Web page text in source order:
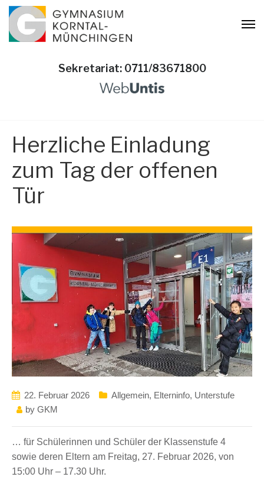
Sekretariat: 0711/83671800
Herzliche Einladung
zum Tag der offenen
Tür
22. Februar 2026 Allgemein, Elterninfo, Unterstufe
by GKM
… für Schülerinnen und Schüler der Klassenstufe 4
sowie deren Eltern am Freitag, 27. Februar 2026, von
15:00 Uhr – 17.30 Uhr.